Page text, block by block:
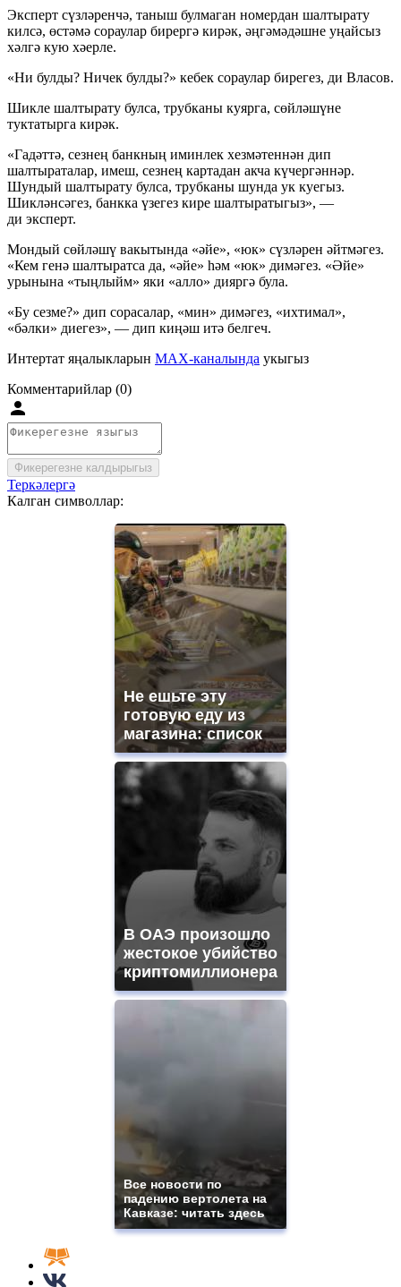
Эксперт сүзләренчә, таныш булмаган номердан шалтырату
килсә, өстәмә сораулар бирергә кирәк, әңгәмәдәшне уңайсыз
хәлгә кую хәерле.
«Ни булды? Ничек булды?» кебек сораулар бирегез, ди Власов.
Шикле шалтырату булса, трубканы куярга, сөйләшүне
туктатырга кирәк.
«Гадәттә, сезнең банкның иминлек хезмәтеннән дип
шалтыраталар, имеш, сезнең картадан акча күчергәннәр.
Шундый шалтырату булса, трубканы шунда ук куегыз.
Шикләнсәгез, банкка үзегез кире шалтыратыгыз», —
ди эксперт.
Мондый сөйләшү вакытында «әйе», «юк» сүзләрен әйтмәгез.
«Кем генә шалтыратса да, «әйе» һәм «юк» димәгез. «Әйе»
урынына «тыңлыйм» яки «алло» дияргә була.
«Бу сезме?» дип сорасалар, «мин» димәгез, «ихтимал»,
«бәлки» диегез», — дип киңәш итә белгеч.
Интертат яңалыкларын MAX-каналында укыгыз
Комментарийлар (0)
Фикерегезне калдырыгыз
Теркәлергә
Калган символлар:
Не ешьте эту
готовую еду из
магазина: список
В ОАЭ произошло
жестокое убийство
криптомиллионера
Все новости по
падению вертолета на
Кавказе: читать здесь